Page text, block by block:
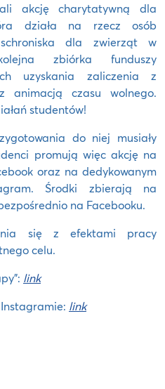
akcję charytatywną dla
działa na rzecz osób
dla zwierząt w
zbiórka funduszy
uzyskania zaliczenia z
animacją czasu wolnego.
studentów!
do niej musiały
promują więc akcję na
oraz na dedykowanym
Środki zbierają na
na Facebooku.
się z efektami pracy
celu.
link
Instagramie: link